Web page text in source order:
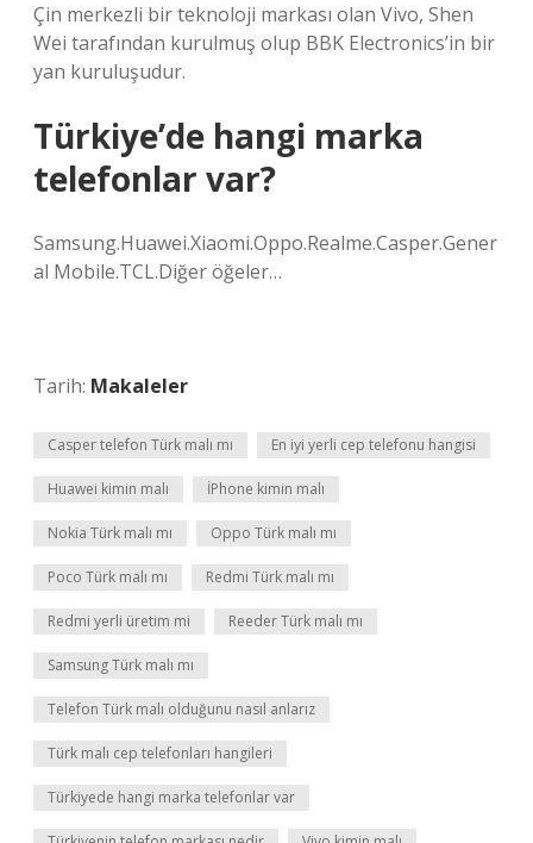
Çin merkezli bir teknoloji markası olan Vivo, Shen
Wei tarafından kurulmuş olup BBK Electronics’in bir
yan kuruluşudur.
Türkiye’de hangi marka
telefonlar var?
Samsung.Huawei.Xiaomi.Oppo.Realme.Casper.Gener
al Mobile.TCL.Diğer öğeler…
Tarih: Makaleler
Casper telefon Türk malı mı En iyi yerli cep telefonu hangisi
Huawei kimin malı İPhone kimin malı
Nokia Türk malı mı Oppo Türk malı mı
Poco Türk malı mı Redmi Türk malı mı
Redmi yerli üretim mi Reeder Türk malı mı
Samsung Türk malı mı
Telefon Türk malı olduğunu nasıl anlarız
Türk malı cep telefonları hangileri
Türkiyede hangi marka telefonlar var